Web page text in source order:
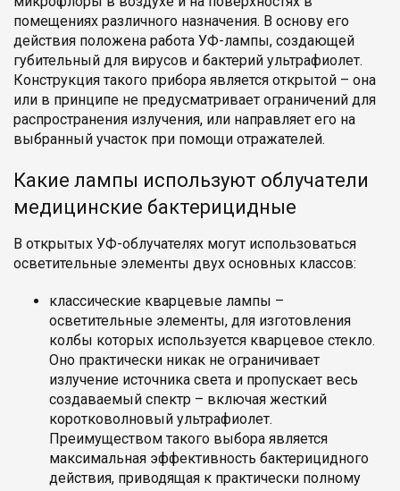
помещениях различного назначения. В основу его
действия положена работа УФ-лампы, создающей
губительный для вирусов и бактерий ультрафиолет.
Конструкция такого прибора является открытой – она
или в принципе не предусматривает ограничений для
распространения излучения, или направляет его на
выбранный участок при помощи отражателей.
Какие лампы используют облучатели
медицинские бактерицидные
В открытых УФ-облучателях могут использоваться
осветительные элементы двух основных классов:
классические кварцевые лампы –
осветительные элементы, для изготовления
колбы которых используется кварцевое стекло.
Оно практически никак не ограничивает
излучение источника света и пропускает весь
создаваемый спектр – включая жесткий
коротковолновый ультрафиолет.
Преимуществом такого выбора является
максимальная эффективность бактерицидного
действия, приводящая к практически полному